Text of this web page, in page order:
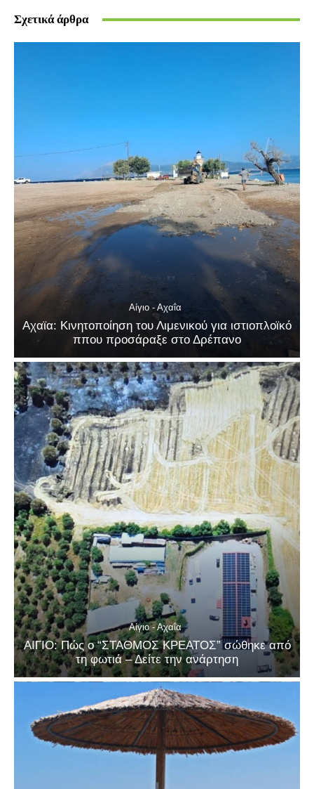
Σχετικά άρθρα
Αίγιο - Αχαΐα
Αχαϊα: Κινητοποίηση του Λιμενικού για ιστιοπλοϊκό
ππου προσάραξε στο Δρέπανο
Αίγιο - Αχαΐα
ΑΙΓΙΟ: Πώς ο “ΣΤΑΘΜΟΣ ΚΡΕΑΤΟΣ” σώθηκε από
τη φωτιά – Δείτε την ανάρτηση